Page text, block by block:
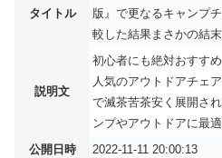
タイトル
版』で更なるキャンプ
較した結果まさかの結
説明文
初心者にも絶対おすす
人気のアウトドアチェ
で滅茶苦茶安く展開さ
ンプやアウトドアに最
公開日時
2022-11-11 20:00:13